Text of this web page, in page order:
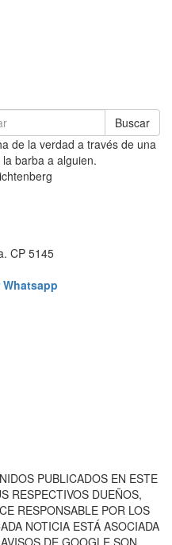
Buscar
de la verdad a través de una
barba a alguien.
CP 5145
PUBLICADOS EN ESTE
RESPECTIVOS DUEÑOS,
RESPONSABLE POR LOS
NOTICIA ESTÁ ASOCIADA